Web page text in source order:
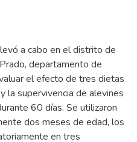
a cabo en el distrito de
departamento de
el efecto de tres dietas
la supervivencia de alevines
60 días. Se utilizaron
dos meses de edad, los
en tres